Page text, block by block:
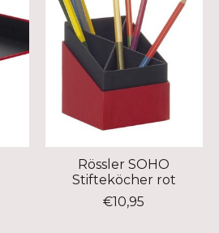
Rössler SOHO
Stifteköcher rot
€10,95